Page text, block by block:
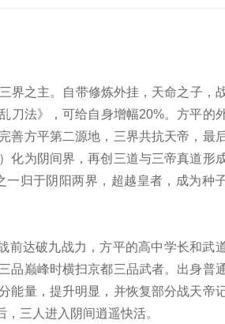
界之主。自带修炼外挂，天命之子，
刀法》，可给自身增幅20%。方平的
善方平第二源地，三界共抗天帝，最
化为阴间界，再创三道与三帝真道形
归于阴阳两界，超越皇者，成为种
前达破九战力，方平的高中学长和武
品巅峰时横扫京都三品武者。出身普
量，提升明显，并恢复部分战天帝记
三人进入阴间逍遥快活。